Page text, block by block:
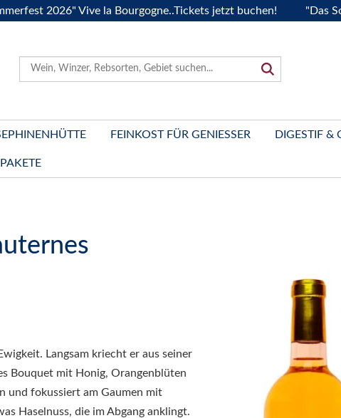
2026" Vive la Bourgogne..Tickets jetzt buchen! "Das
FEINKOST FÜR GENIESSER DIGESTIF &
Langsam kriecht er aus seiner
Bouquet mit Honig, Orangenblüten
und fokussiert am Gaumen mit
Haselnuss, die im Abgang anklingt.